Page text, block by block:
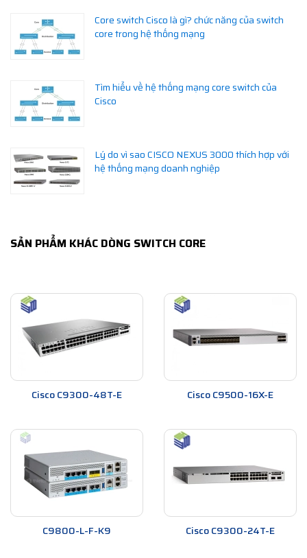
Core switch Cisco là gì? chức năng của switch
core trong hệ thống mạng
Tìm hiểu về hệ thống mạng core switch của
Cisco
Lý do vì sao CISCO NEXUS 3000 thích hợp với
hệ thống mạng doanh nghiệp
SẢN PHẨM KHÁC DÒNG SWITCH CORE
Cisco C9300-48T-E Cisco C9500-16X-E
C9800-L-F-K9 Cisco C9300-24T-E